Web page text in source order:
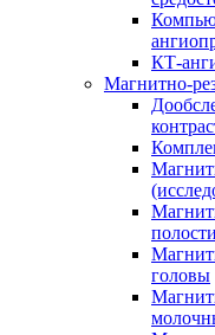
КТ-
Магнитно-
головы